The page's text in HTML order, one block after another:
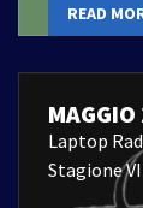
READ
Laptop
Stagione